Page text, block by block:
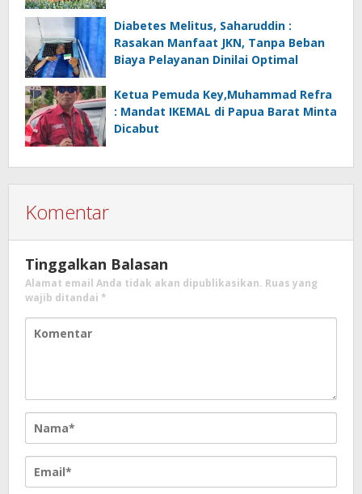
Diabetes Melitus, Saharuddin :
Rasakan Manfaat JKN, Tanpa Beban
Biaya Pelayanan Dinilai Optimal
Ketua Pemuda Key,Muhammad Refra
: Mandat IKEMAL di Papua Barat Minta
Dicabut
Komentar
Tinggalkan Balasan
Alamat email Anda tidak akan dipublikasikan. Ruas yang
wajib ditandai *